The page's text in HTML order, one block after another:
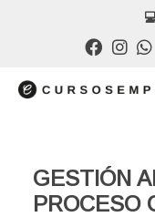
GESTIÓN
PROCESO